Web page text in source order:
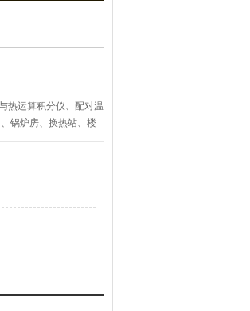
热运算积分仪、配对温
锅炉房、换热站、楼